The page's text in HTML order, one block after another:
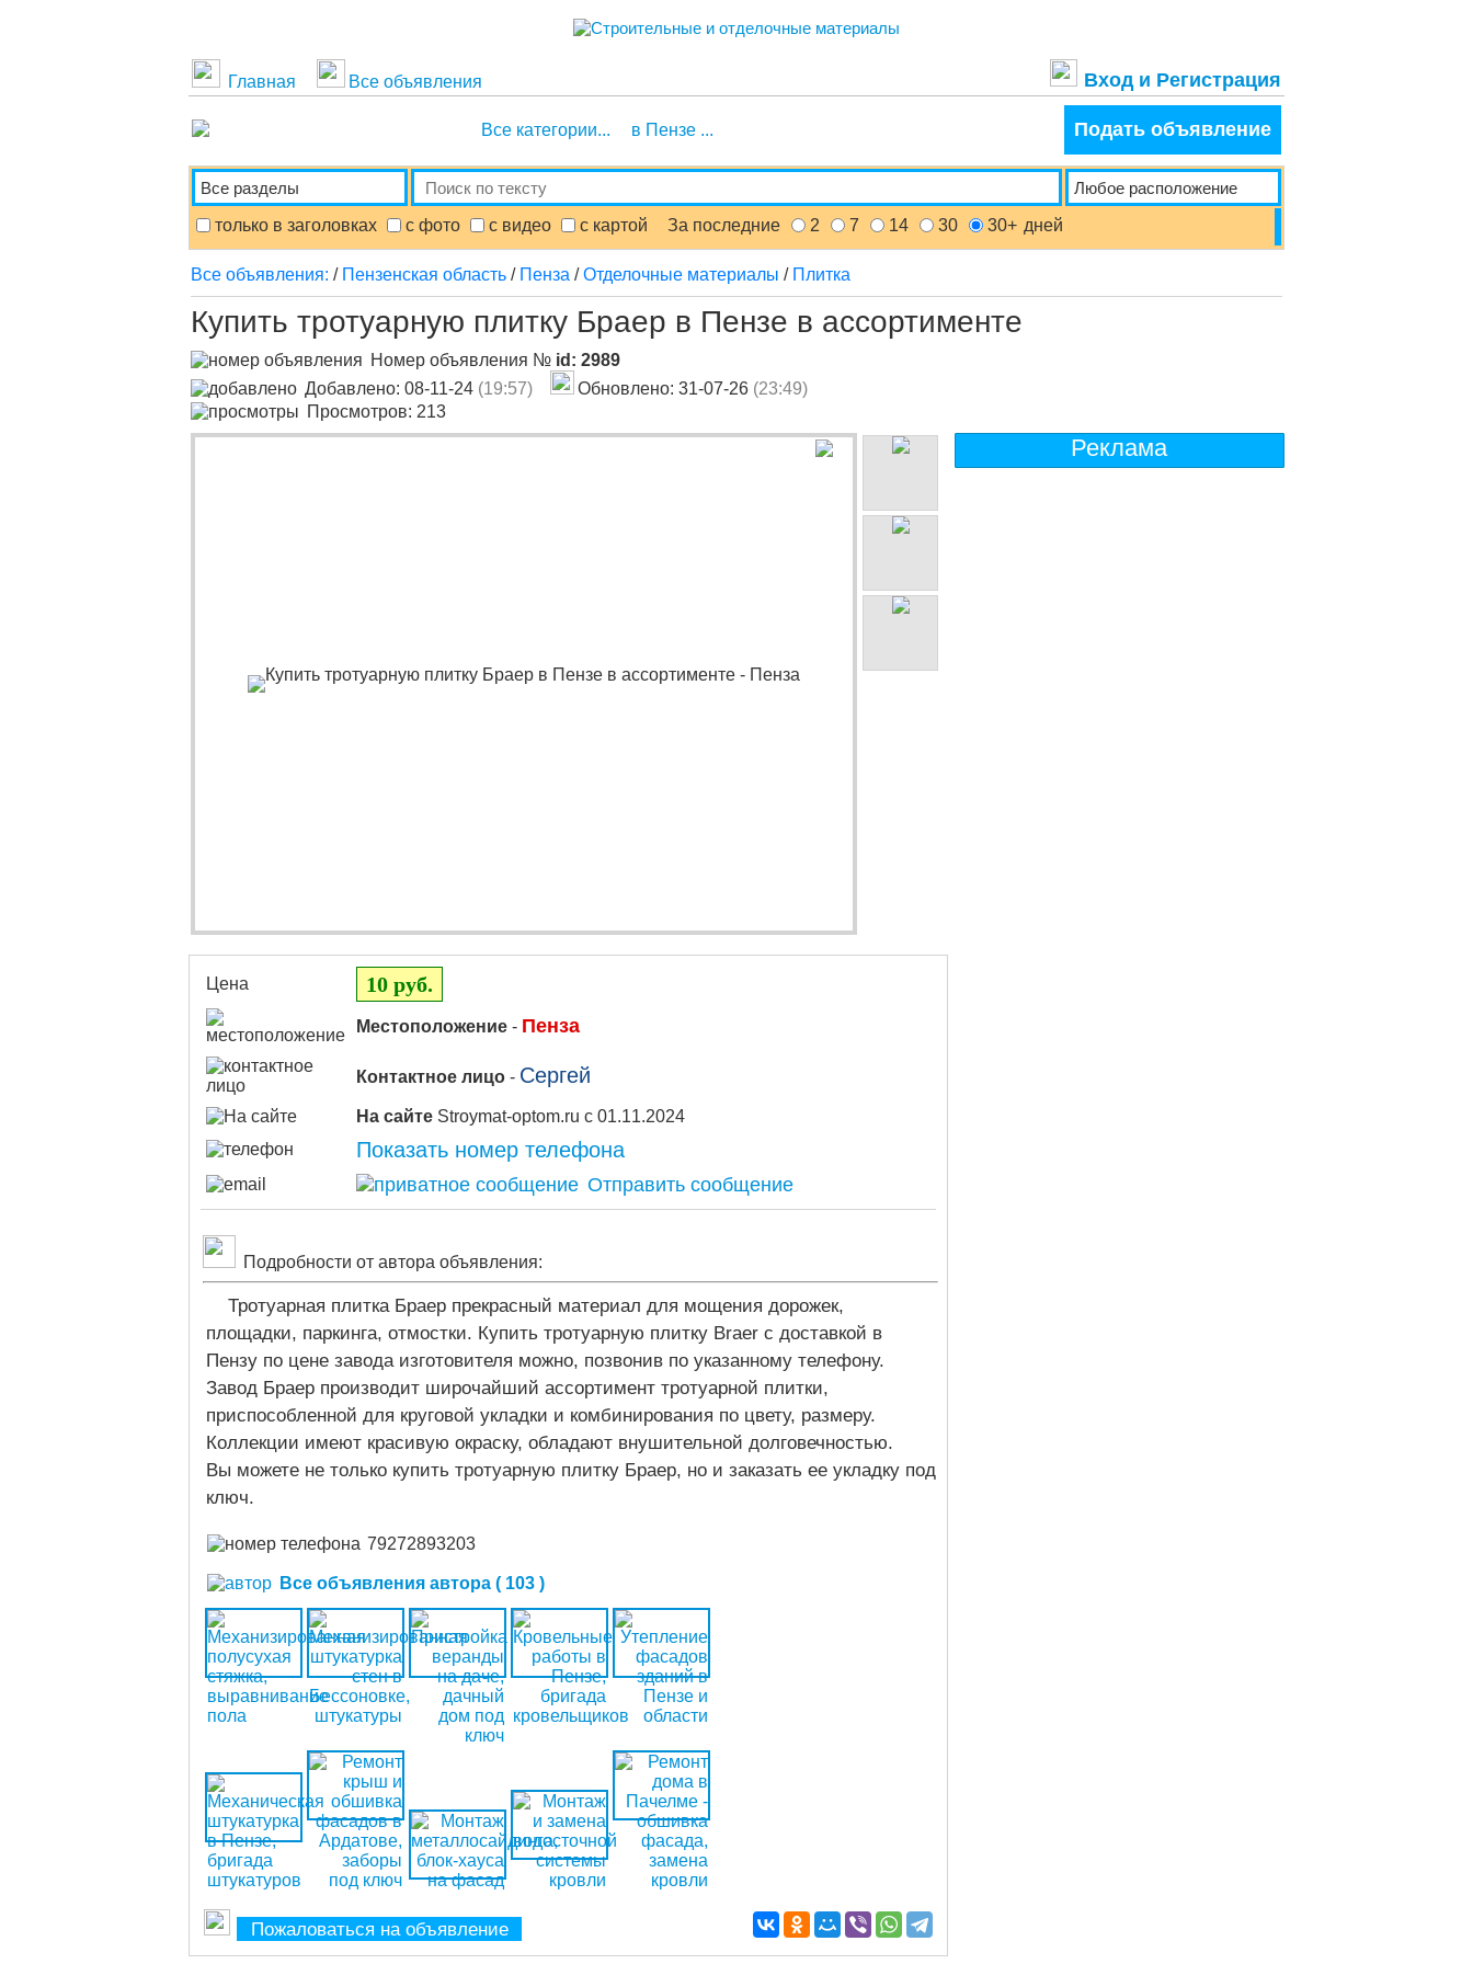
Главная Все объявления Вход и Регистрация
Все категории... в Пензе ... Подать объявление
только в заголовках с фото с видео с картой За последние 2 7 14 30 30+ дней
Все объявления: / Пензенская область / Пенза /Отделочные материалы / Плитка
Купить тротуарную плитку Браер в Пензе в ассортименте
Номер объявления № id: 2989
Добавлено: 08-11-24 (19:57) Обновлено: 31-07-26 (23:49)
Просмотров: 213
Цена 10 руб.
Местоположение - Пенза
Контактное лицо - Сергей
На сайте Stroymat-optom.ru с 01.11.2024
Показать номер телефона
Отправить сообщение
Подробности от автора объявления:
Тротуарная плитка Браер прекрасный материал для мощения дорожек,
площадки, паркинга, отмостки. Купить тротуарную плитку Braer с доставкой в
Пензу по цене завода изготовителя можно, позвонив по указанному телефону.
Завод Браер производит широчайший ассортимент тротуарной плитки,
приспособленной для круговой укладки и комбинирования по цвету, размеру.
Коллекции имеют красивую окраску, обладают внушительной долговечностью.
Вы можете не только купить тротуарную плитку Браер, но и заказать ее укладку под
ключ.
79272893203
Все объявления автора ( 103 )
Пожаловаться на объявление
Реклама